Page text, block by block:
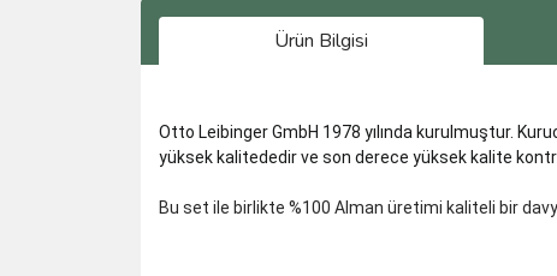
Ürün Bilgisi
Otto Leibinger GmbH 1978 yılında kurulmuştur.
yüksek kalitededir ve son derece yüksek kalite
Bu set ile birlikte %100 Alman üretimi kaliteli bir